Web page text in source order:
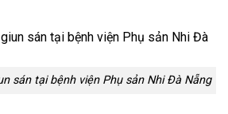
sán tại bệnh viện Phụ sản Nhi Đà Nẵng